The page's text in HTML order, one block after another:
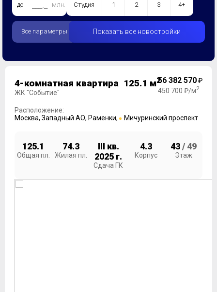
до млн. Студия 1 2 3 4+
Все параметры Показать все новостройки
4-комнатная квартира 125.1 м2
ЖК "Событие"
56 382 570₽
450 700 ₽/м2
Расположение:
Москва, Западный АО, Раменки, Мичуринский проспект
125.1
Общая пл.
74.3
Жилая пл.
III кв.
2025 г.
Сдача ГК
4.3
Корпус
43/ 49
Этаж